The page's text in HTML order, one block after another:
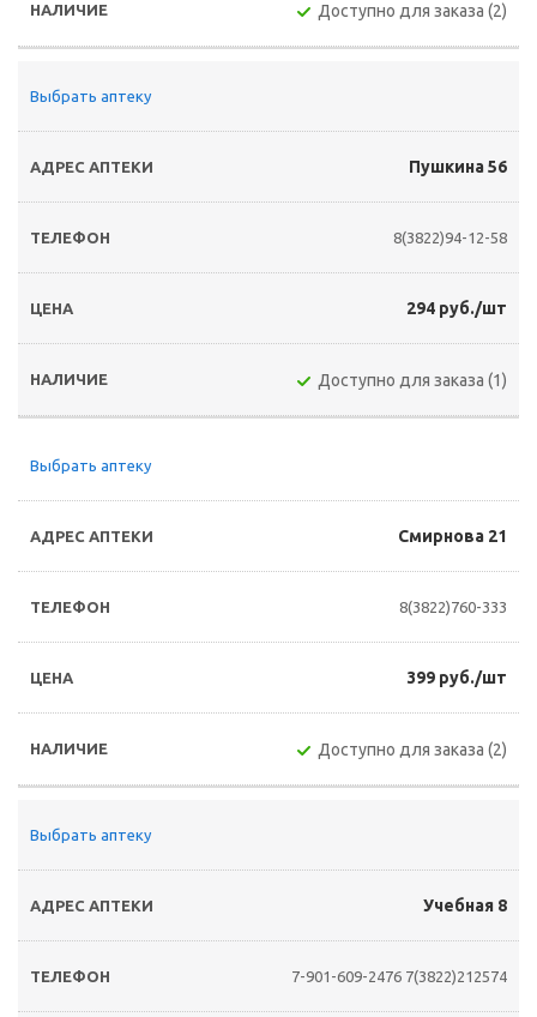
Доступно для заказа (2)
Выбрать аптеку
Пушкина 56
8(3822)94-12-58
294 руб./шт
Доступно для заказа (1)
Выбрать аптеку
Смирнова 21
8(3822)760-333
399 руб./шт
Доступно для заказа (2)
Выбрать аптеку
Учебная 8
7-901-609-2476 7(3822)212574